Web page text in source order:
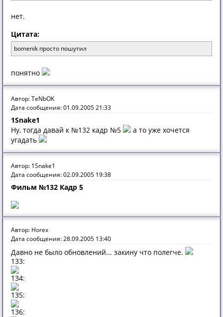
нет.
Цитата:
bomenik просто пошутил
понятно
Автор: TeNbOK
Дата сообщения: 01.09.2005 21:33
1Snake1
Ну, тогда давай к №132 кадр №5
а то уже хочется
угадать
Автор: 1Snake1
Дата сообщения: 02.09.2005 19:38
Фильм №132 Кадр 5
Автор: Horex
Дата сообщения: 28.09.2005 13:40
Давно не было обновлений... закину что полегче.
133:
134:
135:
136: